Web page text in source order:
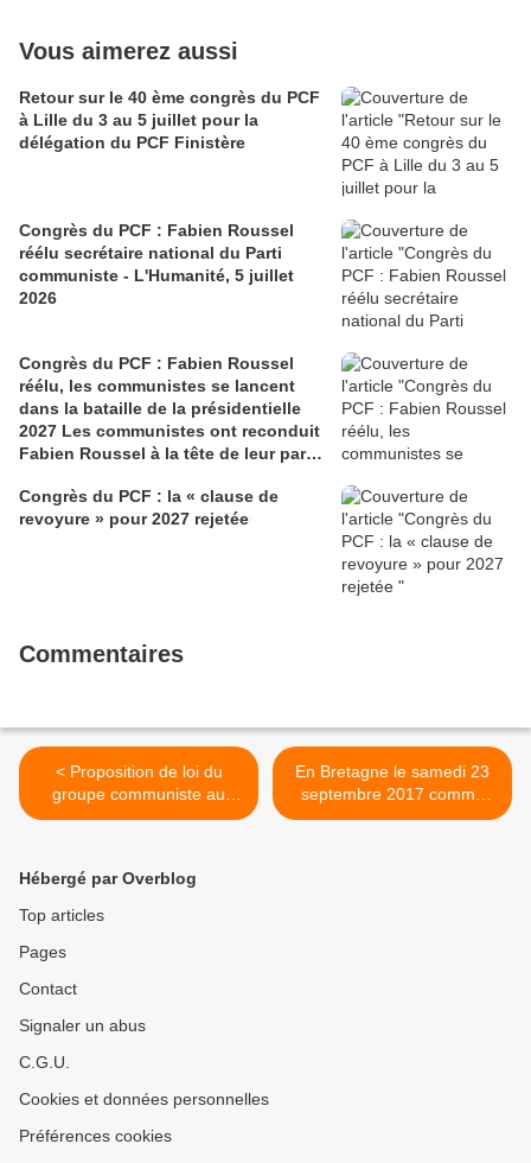
Vous aimerez aussi
Retour sur le 40 ème congrès du PCF
à Lille du 3 au 5 juillet pour la
délégation du PCF Finistère
Congrès du PCF : Fabien Roussel
réélu secrétaire national du Parti
communiste - L'Humanité, 5 juillet
2026
Congrès du PCF : Fabien Roussel
réélu, les communistes se lancent
dans la bataille de la présidentielle
2027 Les communistes ont reconduit
Fabien Roussel à la tête de leur parti,
Lille. Le secrétaire national, dont la
candidature devrait être officialisée le
Congrès du PCF : la « clause de
revoyure » pour 2027 rejetée
Commentaires
< Proposition de loi du
groupe communiste au
Sénat: il est urgent de
En Bretagne le samedi 23
septembre 2017 comme
partout en France, en
Hébergé par Overblog
Top articles
Pages
Contact
Signaler un abus
C.G.U.
Cookies et données personnelles
Préférences cookies